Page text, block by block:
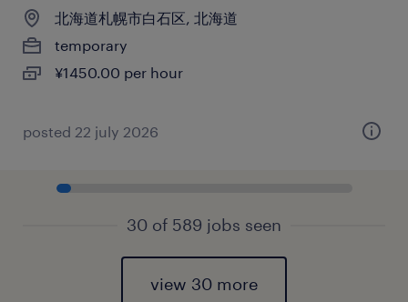
北海道札幌市白石区, 北海道
temporary
¥1450.00 per hour
posted 22 july 2026
30 of 589 jobs seen
view 30 more